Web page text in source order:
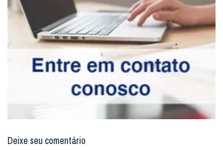
Deixe seu comentário